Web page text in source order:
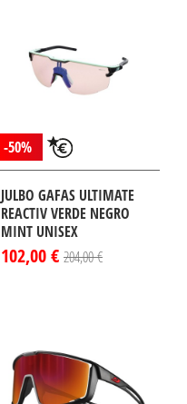
-50%
JULBO GAFAS ULTIMATE
REACTIV VERDE NEGRO
MINT UNISEX
102,00 € 204,00 €